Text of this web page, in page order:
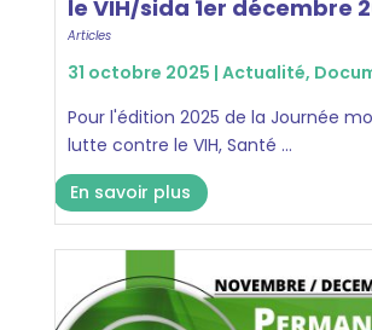
le VIH/sida 1er décembre
Articles
31 octobre 2025 | Actualité,
Pour l'édition 2025 de la Journée
lutte contre le VIH, Santé ...
En savoir plus